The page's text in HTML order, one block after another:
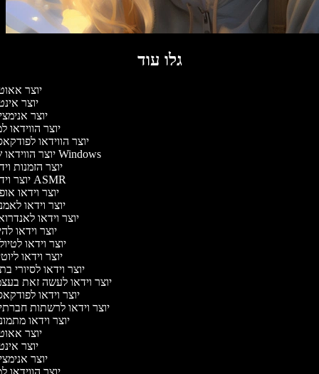
גלו עוד
יוצר
יוצר
יוצר
יוצר הווידאו
יוצר הווידאו
יוצר הווידאו של Windows
יוצר הזמנות
יוצר וידאו ASMR
יוצר וידאו
יוצר וידאו
יוצר וידאו
יוצר וידאו
יוצר וידאו
יוצר וידאו
יוצר וידאו לסיורי
יוצר וידאו לעשה זאת
יוצר וידאו
יוצר וידאו לרשתות
יוצר וידאו
יוצר
יוצר
יוצר